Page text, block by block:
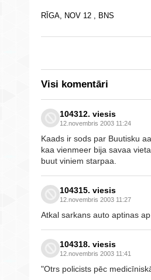
RĪGA, NOV 12 , BNS
Visi komentāri
104312. viesis
12.novembris 2003 11:24
Kaads ir sods par Buutisku
kaa vienmeer bija savaa
buut viniem starpaa.
104315. viesis
12.novembris 2003 11:27
Atkal sarkans auto aptinas ap
104318. viesis
12.novembris 2003 11:41
"Otrs policists pēc